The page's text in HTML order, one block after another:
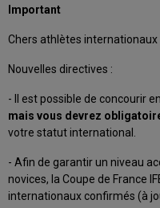
Important
Chers athlètes internationaux
Nouvelles directives :
- Il est possible de concourir
mais vous devrez
votre statut international.
- Afin de garantir un niveau
novices, la Coupe de France
internationaux confirmés (à